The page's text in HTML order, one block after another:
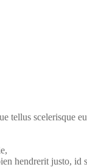
tellus scelerisque
hendrerit justo, id